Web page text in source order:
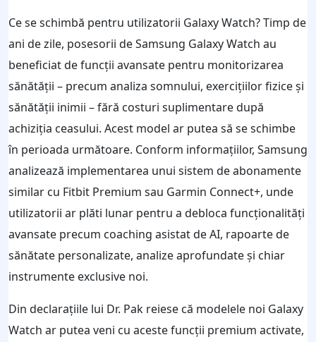
Ce se schimbă pentru utilizatorii Galaxy Watch? Timp de
ani de zile, posesorii de Samsung Galaxy Watch au
beneficiat de funcții avansate pentru monitorizarea
sănătății – precum analiza somnului, exercițiilor fizice și
sănătății inimii – fără costuri suplimentare după
achiziția ceasului. Acest model ar putea să se schimbe
în perioada următoare. Conform informațiilor, Samsung
analizează implementarea unui sistem de abonamente
similar cu Fitbit Premium sau Garmin Connect+, unde
utilizatorii ar plăti lunar pentru a debloca funcționalități
avansate precum coaching asistat de AI, rapoarte de
sănătate personalizate, analize aprofundate și chiar
instrumente exclusive noi.
Din declarațiile lui Dr. Pak reiese că modelele noi Galaxy
Watch ar putea veni cu aceste funcții premium activate,